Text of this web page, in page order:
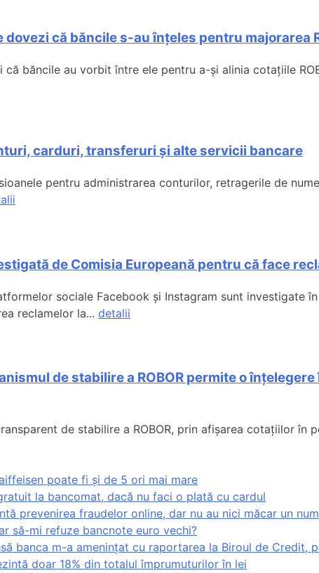
că băncile s-au înțeles pentru majorarea
băncile au vorbit între ele pentru a-și alinia cotațiile
carduri, transferuri și alte servicii bancare
pentru administrarea conturilor, retragerile de
de Comisia Europeană pentru că face
sociale Facebook și Instagram sunt investigate
reclamelor la... detalii
de stabilire a ROBOR permite o
de stabilire a ROBOR, prin afișarea cotațiilor
poate fi și de 5 ori mai mare
la bancomat, dacă nu faci o plată cu cardul
prevenirea fraudelor online, dar nu au nici măcar un
să-mi refuze bancnote euro vechi?
banca m-a amenințat cu raportarea la Biroul de Credit,
doar 18% din totalul împrumuturilor în lei